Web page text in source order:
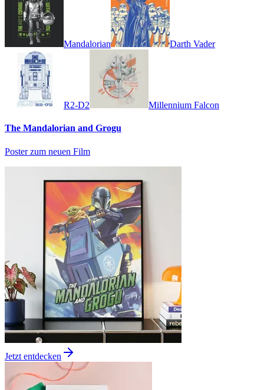
Mandalorian Darth Vader
R2-D2 Millennium Falcon
The Mandalorian and Grogu
Poster zum neuen Film
Jetzt entdecken